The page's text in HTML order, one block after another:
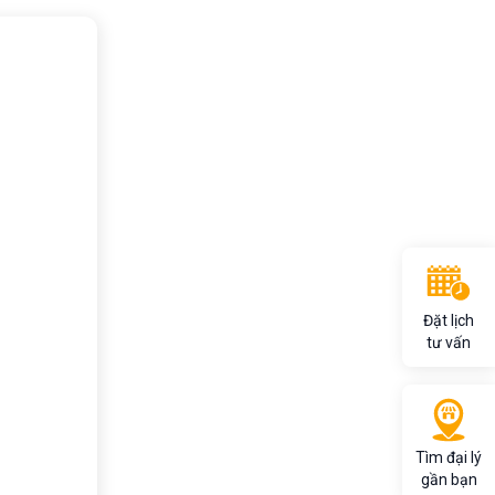
Đặt lịch
tư vấn
Tìm đại lý
gần bạn